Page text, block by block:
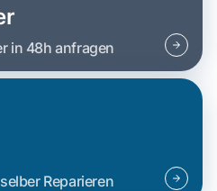
in 48h anfragen
Reparieren